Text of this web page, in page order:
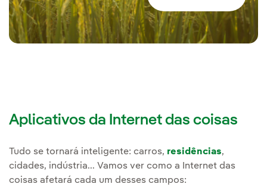
Aplicativos da Internet das coisas
Tudo se tornará inteligente: carros, residências,
cidades, indústria... Vamos ver como a Internet das
coisas afetará cada um desses campos: